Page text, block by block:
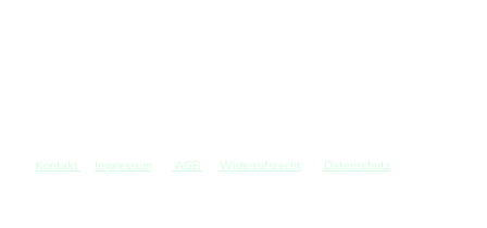
Kontakt Impressum AGB Widerrufsrecht Datenschutz